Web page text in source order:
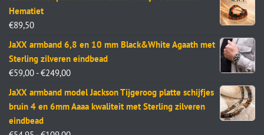
Hematiet
€89,50
JaXX armband 6,8 en 10 mm Black&White Agaath met
Sterling zilveren eindbead
€59,00 - €249,00
JaXX armband model Jackson Tijgeroog platte schijfjes
bruin 4 en 6mm Aaaa kwaliteit met Sterling zilveren
eindbead